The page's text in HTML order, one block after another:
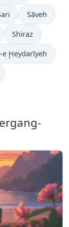
Sāveh
Shiraz
e Ḩeydarīyeh